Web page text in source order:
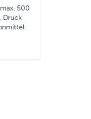
500
Druck